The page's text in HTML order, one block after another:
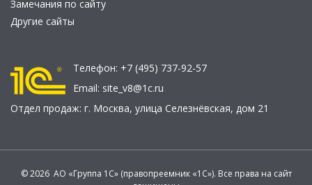
Замечания по сайту
Другие сайты
Телефон: +7 (495) 737-92-57
Email: site_v8@1c.ru
Отдел продаж: г. Москва, улица Селезнёвская, дом 21
© 2026 АО «Группа 1С» (правопреемник «1С»). Все права на сайт